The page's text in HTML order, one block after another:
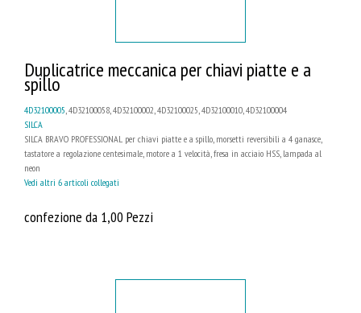
Duplicatrice meccanica per chiavi piatte e a
spillo
4D32100005, 4D32100058, 4D32100002, 4D32100025, 4D32100010, 4D32100004
SILCA
SILCA BRAVO PROFESSIONAL per chiavi piatte e a spillo, morsetti reversibili a 4 ganasce,
tastatore a regolazione centesimale, motore a 1 velocità, fresa in acciaio HSS, lampada al
neon
Vedi altri 6 articoli collegati
confezione da 1,00 Pezzi